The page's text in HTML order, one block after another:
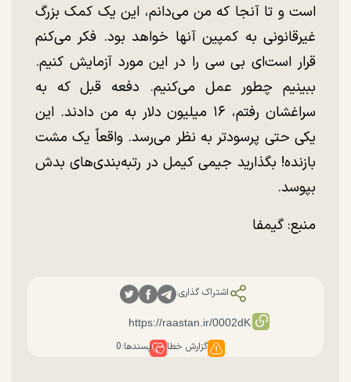
است و تا آنجا که من می‌دانم، این یک کمک بزرگ
غیرقانونی به کمپین آنها خواهد بود. فکر می‌کنم
قرار است‌ای بی سی را در این مورد آزمایش کنیم.
ببینیم چطور عمل می‌کنیم. دفعه قبل که به
سراغشان رفتم، ۱۶ میلیون دلار به من دادند. این
یکی حتی پرسودتر به نظر می‌رسد. واقعاً یک مشت
بازنده! بگذارید جیمی کیمل در رتبه‌بندی‌های بدش
بپوسد.
منبع: گیمفا
اشتراک گذاری:
گزارش خطا پسندها:0